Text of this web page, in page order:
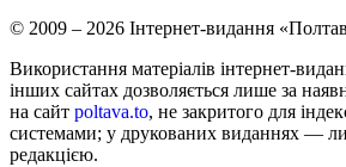
© 2009 – 2026 Інтернет-видання
Використання матеріалів інтернет-
інших сайтах дозволяється лише за
на сайт poltava.to, не закритого для
системами; у друкованих виданнях —
редакцією.